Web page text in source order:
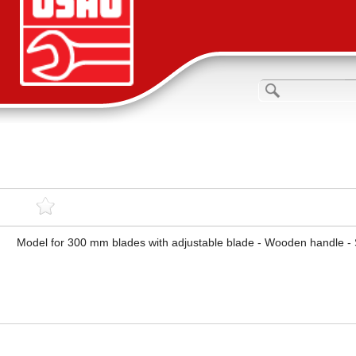
Model for 300 mm blades with adjustable blade - Wooden handle -